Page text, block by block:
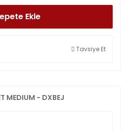
MEDIUM - DXBEJ
Ekle
Tavsiye Et